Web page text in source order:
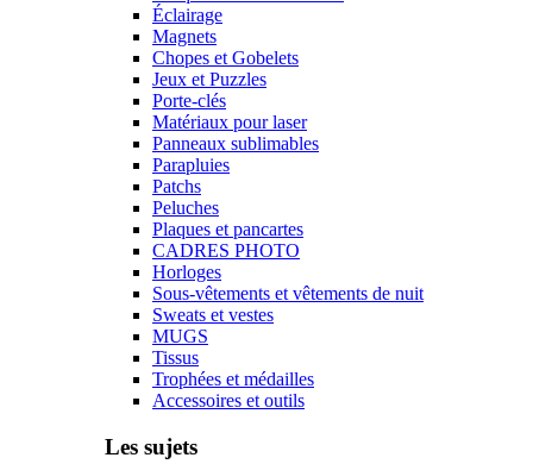
Éclairage
Magnets
Chopes et Gobelets
Jeux et Puzzles
Porte-clés
Matériaux pour laser
Panneaux sublimables
Parapluies
Patchs
Peluches
Plaques et pancartes
CADRES PHOTO
Horloges
Sous-vêtements et vêtements de nuit
Sweats et vestes
MUGS
Tissus
Trophées et médailles
Accessoires et outils
Les sujets